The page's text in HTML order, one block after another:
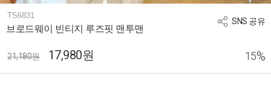
SNS 공유
TS6831
브로드웨이 빈티지 루즈핏 맨투맨
21,180원 17,980원 15%